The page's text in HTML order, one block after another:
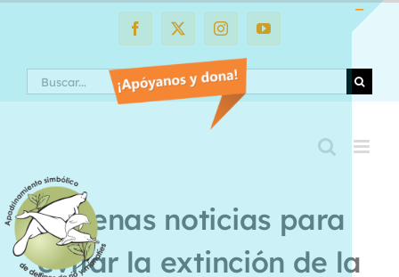
Facebook
X InstagramYouTube
Search
Buenas noticias para
evitar la extinción de la
Bar
Area